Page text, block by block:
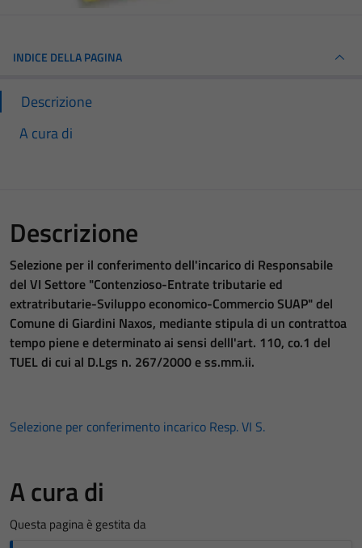
INDICE DELLA PAGINA
Descrizione
A cura di
Descrizione
Selezione per il conferimento dell'incarico di Responsabile
del VI Settore "Contenzioso-Entrate tributarie ed
extratributarie-Sviluppo economico-Commercio SUAP" del
Comune di Giardini Naxos, mediante stipula di un contrattoa
tempo piene e determinato ai sensi delll'art. 110, co.1 del
TUEL di cui al D.Lgs n. 267/2000 e ss.mm.ii.
Selezione per conferimento incarico Resp. VI S.
A cura di
Questa pagina è gestita da